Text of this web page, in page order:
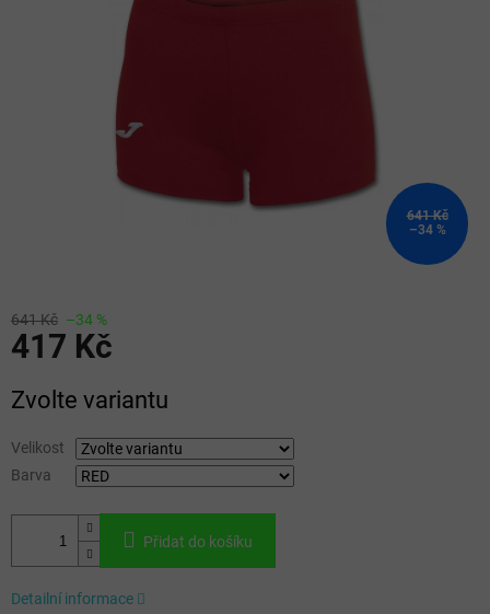
hvězdiček.
641 Kč
–34 %
641 Kč –34 %
417 Kč
cena:
Zvolte variantu
Velikost
Barva
Přidat do košíku
Detailní informace